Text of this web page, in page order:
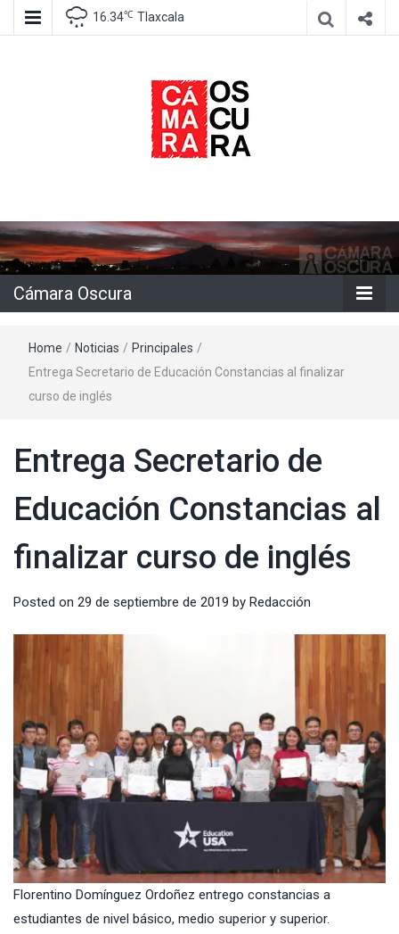
16.34℃ Tlaxcala
Cámara
Oscura
Cámara Oscura
Home / Noticias / Principales /
Entrega Secretario de Educación Constancias al finalizar
curso de inglés
Entrega Secretario de
Educación Constancias al
finalizar curso de inglés
Posted on 29 de septiembre de 2019 by Redacción
Florentino Domínguez Ordoñez entrego constancias a
estudiantes de nivel básico, medio superior y superior.